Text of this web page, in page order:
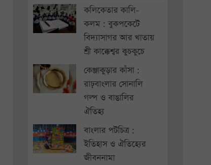
কলিকেতার কালি-
কলম : বুকপকেটে
বিদ্যাসাগর আর খাতায়
শ্রী কাক্কেশ্বর কুচকুচে
কেঞ্জাকুড়ার কাঁসা :
রাঢ়বাংলার সোনালি
গল্প ও বাঙালির
ঐতিহ্য
বাংলার পটচিত্র :
ইতিহাস ও ঐতিহ্যের
জীবননামা